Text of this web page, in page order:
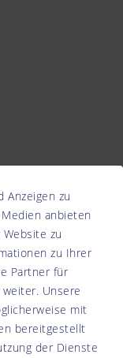
Anzeigen zu
anbieten
zu
zu Ihrer
Partner für
Unsere
mit
bereitgestellt
der Dienste